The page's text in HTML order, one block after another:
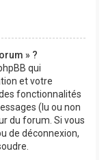
» ?
qui
et votre
fonctionnalités
(lu ou non
du forum. Si vous
de déconnexion,